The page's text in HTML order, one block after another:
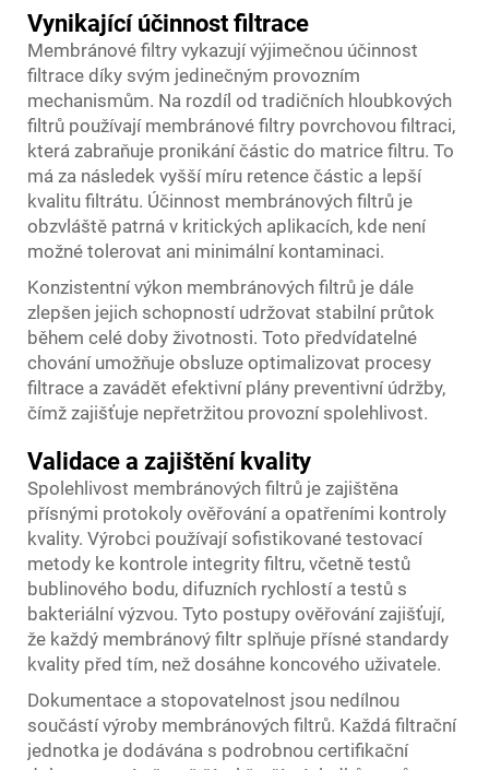
Vynikající účinnost filtrace
Membránové filtry vykazují výjimečnou účinnost
filtrace díky svým jedinečným provozním
mechanismům. Na rozdíl od tradičních hloubkových
filtrů používají membránové filtry povrchovou filtraci,
která zabraňuje pronikání částic do matrice filtru. To
má za následek vyšší míru retence částic a lepší
kvalitu filtrátu. Účinnost membránových filtrů je
obzvláště patrná v kritických aplikacích, kde není
možné tolerovat ani minimální kontaminaci.
Konzistentní výkon membránových filtrů je dále
zlepšen jejich schopností udržovat stabilní průtok
během celé doby životnosti. Toto předvídatelné
chování umožňuje obsluze optimalizovat procesy
filtrace a zavádět efektivní plány preventivní údržby,
čímž zajišťuje nepřetržitou provozní spolehlivost.
Validace a zajištění kvality
Spolehlivost membránových filtrů je zajištěna
přísnými protokoly ověřování a opatřeními kontroly
kvality. Výrobci používají sofistikované testovací
metody ke kontrole integrity filtru, včetně testů
bublinového bodu, difuzních rychlostí a testů s
bakteriální výzvou. Tyto postupy ověřování zajišťují,
že každý membránový filtr splňuje přísné standardy
kvality před tím, než dosáhne koncového uživatele.
Dokumentace a stopovatelnost jsou nedílnou
součástí výroby membránových filtrů. Každá filtrační
jednotka je dodávána s podrobnou certifikační